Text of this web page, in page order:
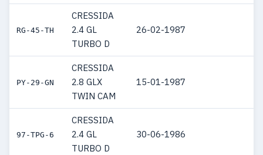
RG-45-TH
CRESSIDA
2.4 GL
TURBO D
26-02-1987
PY-29-GN
CRESSIDA
2.8 GLX
TWIN CAM
15-01-1987
97-TPG-6
CRESSIDA
2.4 GL
TURBO D
30-06-1986